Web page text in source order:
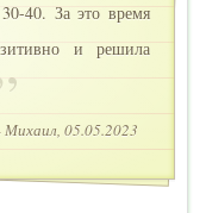
40. За это время
и решила
05.05.2023